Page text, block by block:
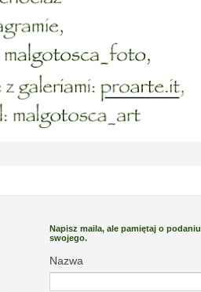
Napisz maila, ale pamiętaj o podaniu
swojego.
Nazwa